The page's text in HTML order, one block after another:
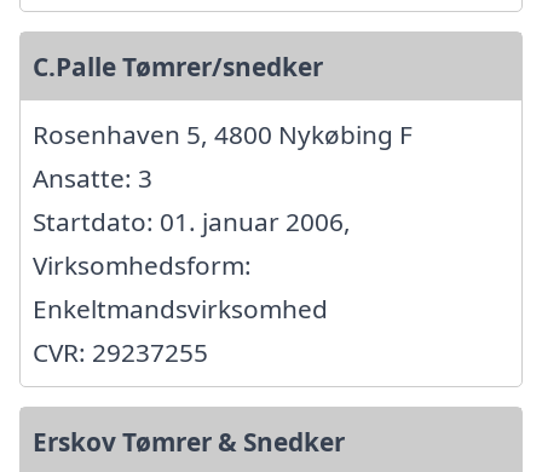
C.Palle Tømrer/snedker
Rosenhaven 5, 4800 Nykøbing F
Ansatte: 3
Startdato: 01. januar 2006,
Virksomhedsform:
Enkeltmandsvirksomhed
CVR: 29237255
Erskov Tømrer & Snedker